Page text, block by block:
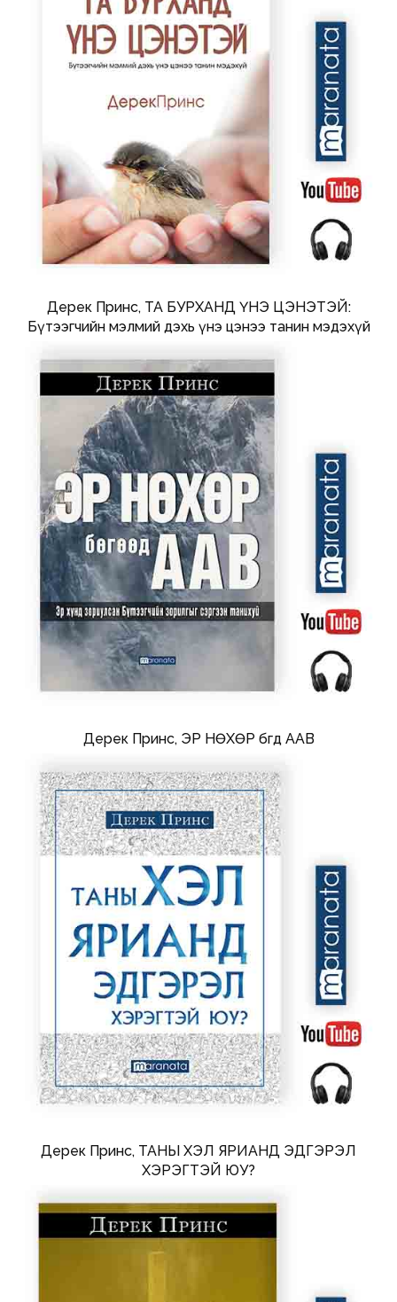
Дерек Принс, ТА БУРХАНД ҮНЭ ЦЭНЭТЭЙ:
Бүтээгчийн мэлмий дэхь үнэ цэнээ танин мэдэхүй
Дерек Принс, ЭР НӨХӨР бөгөөд ААВ
Дерек Принс, ТАНЫ ХЭЛ ЯРИАНД ЭДГЭРЭЛ
ХЭРЭГТЭЙ ЮУ?